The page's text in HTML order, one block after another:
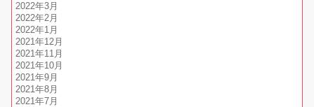
2022年3月
2022年2月
2022年1月
2021年12月
2021年11月
2021年10月
2021年9月
2021年8月
2021年7月